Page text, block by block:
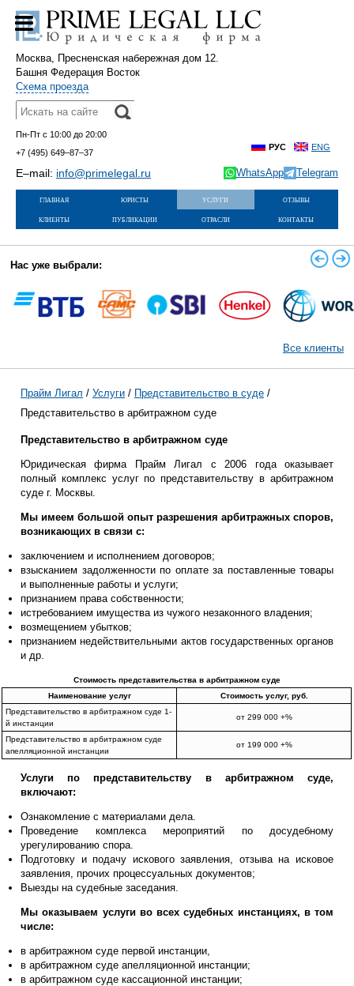
РУС ENG
WhatsApp Telegram
Москва, Пресненская набережная дом 12.
Башня Федерация Восток
Схема проезда
Пн-Пт с 10:00 до 20:00
+7 (495) 649–87–37
E–mail: info@primelegal.ru
главная юристы услуги
отзывы
клиенты
публикации отрасли контакты
Нас уже выбрали:
Все клиенты
Прайм Лигал / Услуги / Представительство в суде /
Представительство в арбитражном суде
Представительство в арбитражном суде
Юридическая фирма Прайм Лигал с 2006 года оказывает
полный комплекс услуг по представительству в арбитражном
суде г. Москвы.
Мы имеем большой опыт разрешения арбитражных споров,
возникающих в связи с:
заключением и исполнением договоров;
взысканием задолженности по оплате за поставленные товары
и выполненные работы и услуги;
признанием права собственности;
истребованием имущества из чужого незаконного владения;
возмещением убытков;
признанием недействительными актов государственных органов
и др.
Стоимость представительства в арбитражном суде
Наименование услуг
Стоимость услуг, руб.
Представительство в арбитражном суде 1-
й инстанции
от 299 000 +%
Представительство в арбитражном суде
апелляционной инстанции
от 199 000 +%
Услуги по представительству в арбитражном суде,
включают:
Ознакомление с материалами дела.
Проведение комплекса мероприятий по досудебному
урегулированию спора.
Подготовку и подачу искового заявления, отзыва на исковое
заявления, прочих процессуальных документов;
Выезды на судебные заседания.
Мы оказываем услуги во всех судебных инстанциях, в том
числе:
в арбитражном суде первой инстанции,
в арбитражном суде апелляционной инстанции;
в арбитражном суде кассационной инстанции;